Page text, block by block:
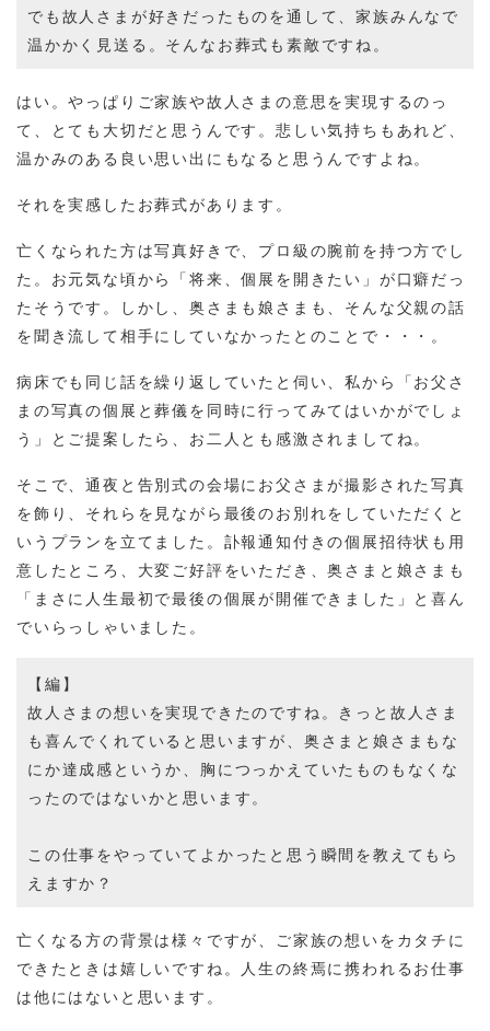
でも故人さまが好きだったものを通して、家族みんなで
温かかく見送る。そんなお葬式も素敵ですね。
はい。やっぱりご家族や故人さまの意思を実現するのっ
て、とても大切だと思うんです。悲しい気持ちもあれど、
温かみのある良い思い出にもなると思うんですよね。
それを実感したお葬式があります。
亡くなられた方は写真好きで、プロ級の腕前を持つ方でし
た。お元気な頃から「将来、個展を開きたい」が口癖だっ
たそうです。しかし、奥さまも娘さまも、そんな父親の話
を聞き流して相手にしていなかったとのことで・・・。
病床でも同じ話を繰り返していたと伺い、私から「お父さ
まの写真の個展と葬儀を同時に行ってみてはいかがでしょ
う」とご提案したら、お二人とも感激されましてね。
そこで、通夜と告別式の会場にお父さまが撮影された写真
を飾り、それらを見ながら最後のお別れをしていただくと
いうプランを立てました。訃報通知付きの個展招待状も用
意したところ、大変ご好評をいただき、奥さまと娘さまも
「まさに人生最初で最後の個展が開催できました」と喜ん
でいらっしゃいました。
【編】
故人さまの想いを実現できたのですね。きっと故人さま
も喜んでくれていると思いますが、奥さまと娘さまもな
にか達成感というか、胸につっかえていたものもなくな
ったのではないかと思います。
この仕事をやっていてよかったと思う瞬間を教えてもら
えますか？
亡くなる方の背景は様々ですが、ご家族の想いをカタチに
できたときは嬉しいですね。人生の終焉に携われるお仕事
は他にはないと思います。